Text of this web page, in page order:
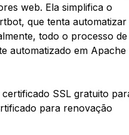
web. Ela simplifica o
que tenta automatizar
todo o processo de
automatizado em Apache
SSL gratuito
para renovação